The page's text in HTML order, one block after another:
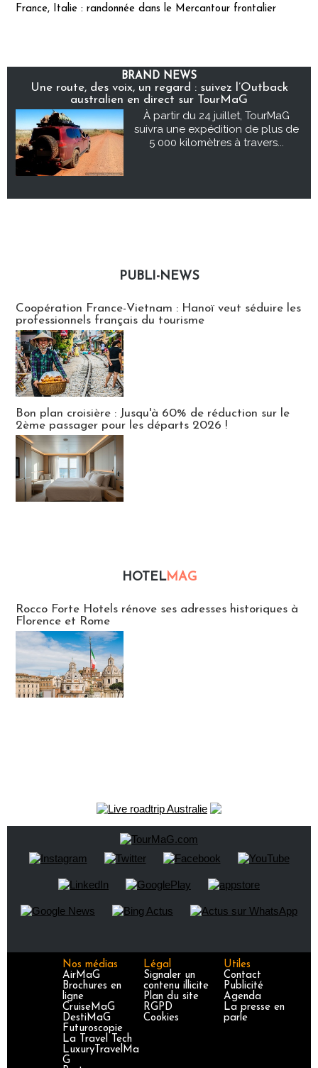
France, Italie : randonnée dans le Mercantour frontalier
BRAND NEWS
Une route, des voix, un regard : suivez l’Outback
australien en direct sur TourMaG
À partir du 24 juillet, TourMaG
suivra une expédition de plus de
5 000 kilomètres à travers...
PUBLI-NEWS
Coopération France-Vietnam : Hanoï veut séduire les
professionnels français du tourisme
Bon plan croisière : Jusqu'à 60% de réduction sur le
2ème passager pour les départs 2026 !
HOTELMAG
Rocco Forte Hotels rénove ses adresses historiques à
Florence et Rome
Nos médias
AirMaG
Brochures en
ligne
CruiseMaG
DestiMaG
Futuroscopie
La Travel Tech
LuxuryTravelMa
G
Légal
Signaler un
contenu illicite
Plan du site
RGPD
Cookies
Utiles
Contact
Publicité
Agenda
La presse en
parle